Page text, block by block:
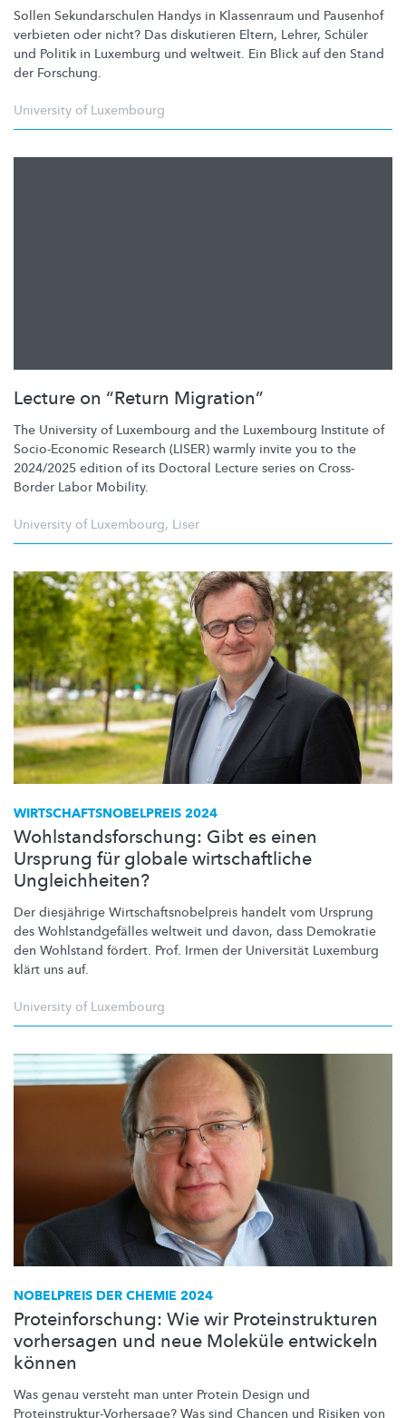
Sollen Sekundarschulen Handys in Klassenraum und Pausenhof
verbieten oder nicht? Das diskutieren Eltern, Lehrer, Schüler
und Politik in Luxemburg und weltweit. Ein Blick auf den Stand
der Forschung.
University of Luxembourg
Lecture on “Return Migration”
The University of Luxembourg and the Luxembourg Institute of
Socio-Economic Research (LISER) warmly invite you to the
2024/2025 edition of its Doctoral Lecture series on Cross-
Border Labor Mobility.
University of Luxembourg, Liser
WIRTSCHAFTSNOBELPREIS 2024
Wohlstandsforschung: Gibt es einen
Ursprung für globale wirtschaftliche
Ungleichheiten?
Der diesjährige Wirtschaftsnobelpreis handelt vom Ursprung
des Wohlstandgefälles weltweit und davon, dass Demokratie
den Wohlstand fördert. Prof. Irmen der Universität Luxemburg
klärt uns auf.
University of Luxembourg
NOBELPREIS DER CHEMIE 2024
Proteinforschung: Wie wir Proteinstrukturen
vorhersagen und neue Moleküle entwickeln
können
Was genau versteht man unter Protein Design und
Proteinstruktur-Vorhersage? Was sind Chancen und Risiken von